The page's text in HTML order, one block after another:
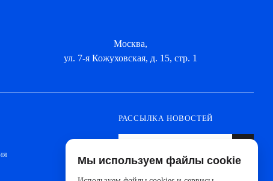
Москва,
ул. 7-я Кожуховская, д. 15, стр. 1
РАССЫЛКА НОВОСТЕЙ
новинок от ведущих производителей и
Мы используем файлы cookie